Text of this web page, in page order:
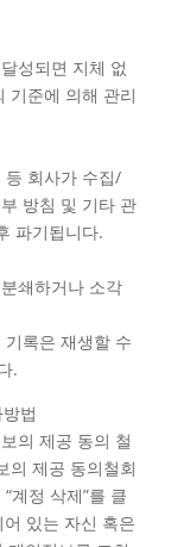
성되면 지체 없
기준에 의해 관리
등 회사가 수집/
방침 및 기타 관
파기됩니다.
쇄하거나 소각
록은 재생할 수
.
법
의 제공 동의 철
의 제공 동의철회
계정 삭제”를 클
있는 자신 혹은